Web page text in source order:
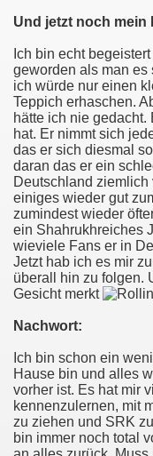
Und jetzt noch mein
Ich bin echt
geworden als man es
ich würde nur einen
Teppich erhaschen.
hätte ich nie
hat. Er nimmt sich
das er sich diesmal
daran das er ein
Deutschland
einiges wieder gut
zumindest wieder
ein Shahrukhreiches
wieviele Fans er in
Jetzt hab ich es mir
überall hin zu folgen.
Gesicht merkt
Nachwort:
Ich bin schon ein
Hause bin und alles
vorher ist. Es hat mir
kennenzulernen, mit
zu ziehen und SRK
bin immer noch total